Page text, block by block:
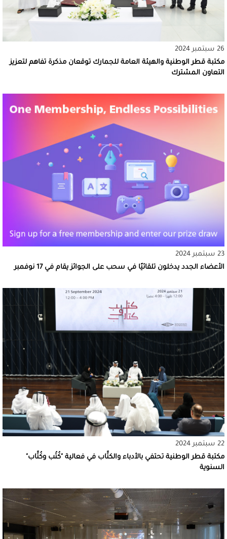
26 سبتمبر 2024
مكتبة قطر الوطنية والهيئة العامة للجمارك توقعان مذكرة تفاهم لتعزيز
التعاون المشترك
23 سبتمبر 2024
الأعضاء الجدد يدخلون تلقائيًا في سحب على الجوائز يقام في 17 نوفمبر
22 سبتمبر 2024
مكتبة قطر الوطنية تحتفي بالأدباء والكتَّاب في فعالية "كُتُب وكُتَّاب"
السنوية